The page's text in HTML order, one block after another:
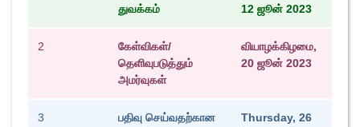
துவக்கம்
12 ஜூன் 2023
2
கேள்விகள்/
தெளிவுபடுத்தும்
அமர்வுகள்
வியாழக்கிழமை,
20 ஜூன் 2023
3
பதிவு செய்வதற்கான
Thursday, 26